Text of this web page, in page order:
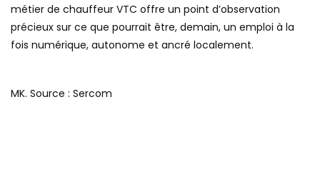
métier de chauffeur VTC offre un point d’observation
précieux sur ce que pourrait être, demain, un emploi à la
fois numérique, autonome et ancré localement.
MK. Source : Sercom